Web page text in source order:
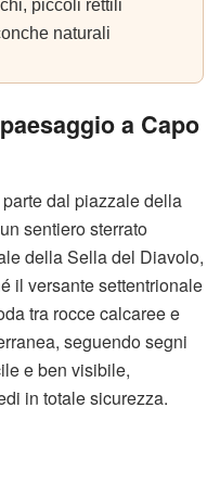
piccoli rettili
naturali
a Capo
dal piazzale della
sentiero sterrato
della Sella del Diavolo,
il versante settentrionale
tra rocce calcaree e
seguendo segni
e ben visibile,
in totale sicurezza.